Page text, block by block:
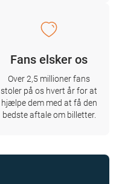
Fans elsker os
Over 2,5 millioner fans
stoler på os hvert år for at
hjælpe dem med at få den
bedste aftale om billetter.